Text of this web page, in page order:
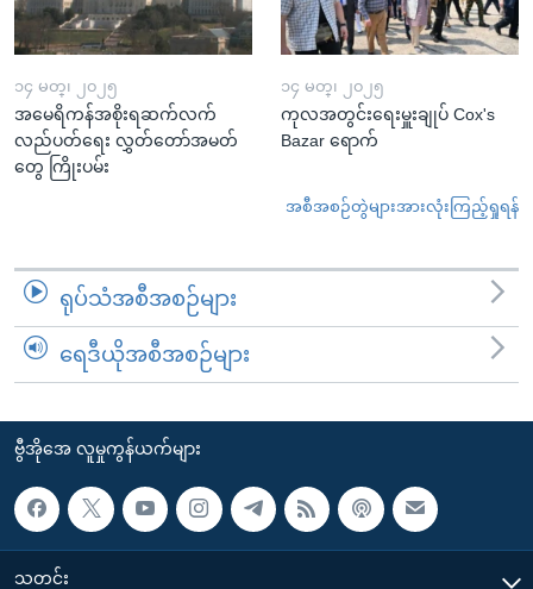
၁၄ မတ္၊ ၂၀၂၅
အမေရိကန်အစိုးရဆက်လက်
လည်ပတ်ရေး လွှတ်တော်အမတ်
တွေ ကြိုးပမ်း
၁၄ မတ္၊ ၂၀၂၅
ကုလအတွင်းရေးမှူးချုပ် Cox's
Bazar ရောက်
အစီအစဉ်တွဲများအားလုံးကြည့်ရှုရန်
ရုပ်သံအစီအစဉ်များ
ရေဒီယိုအစီအစဉ်များ
ဗွီအိုအေ လူမှုကွန်ယက်များ
သတင်း